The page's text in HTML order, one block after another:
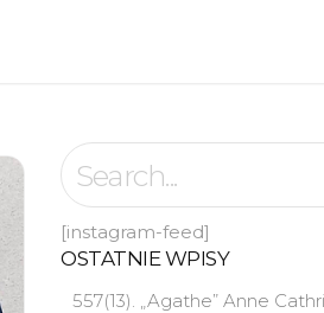
[instagram-feed]
OSTATNIE WPISY
557(13). „Agathe” Anne